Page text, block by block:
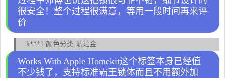
很安全！整个过程很满意，等用一段时间再来评
价
k***1 颜色分类:琥珀金
Works With Apple Homekit这个标签本身已经值
不少钱了，支持标准霸王锁体而且不用额外加